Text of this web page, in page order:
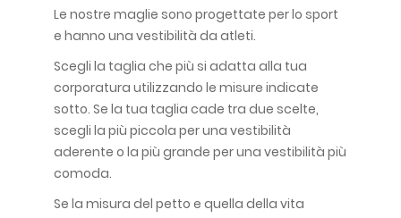
Le nostre maglie sono progettate per lo sport
e hanno una vestibilità da atleti.
Scegli la taglia che più si adatta alla tua
corporatura utilizzando le misure indicate
sotto. Se la tua taglia cade tra due scelte,
scegli la più piccola per una vestibilità
aderente o la più grande per una vestibilità più
comoda.
Se la misura del petto e quella della vita